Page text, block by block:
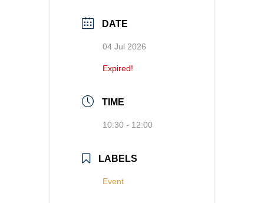
DATE
04 Jul 2026
Expired!
TIME
10:30 - 12:00
LABELS
Event